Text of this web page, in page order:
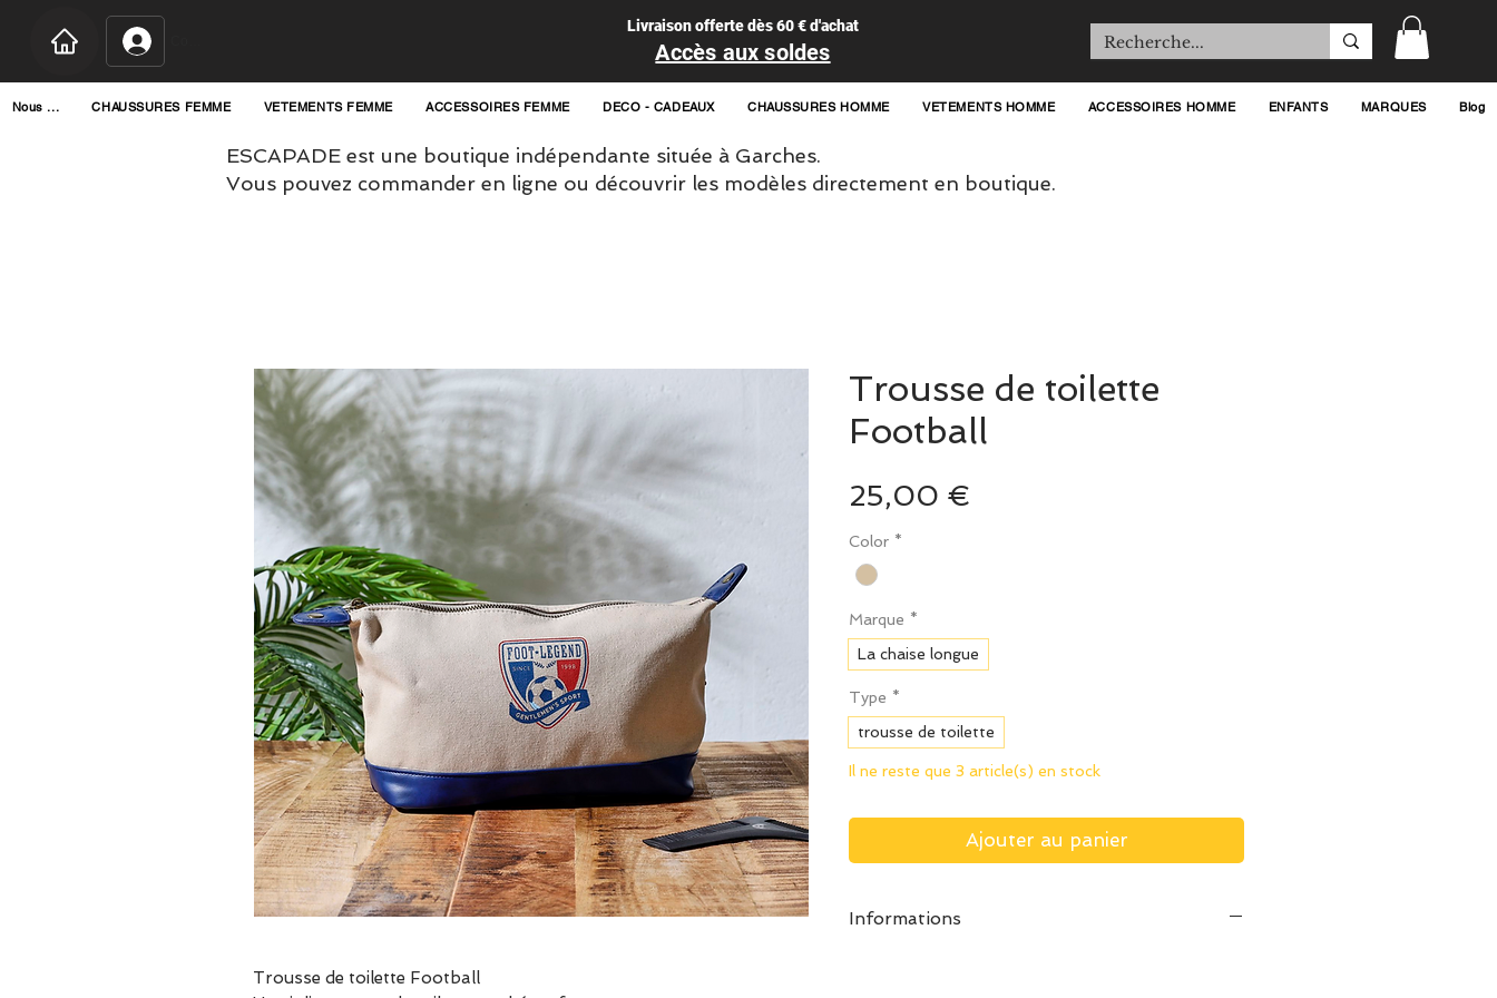
Livraison offerte dès 60 € d'achat
Accès aux soldes
Nous ... CHAUSSURES FEMME VETEMENTS FEMME ACCESSOIRES FEMME DECO - CADEAUX CHAUSSURES HOMME VETEMENTS HOMME ACCESSOIRES HOMME ENFANTS MARQUES Blog
ESCAPADE est une boutique indépendante située à Garches.
Vous pouvez commander en ligne ou découvrir les modèles directement en boutique.
Trousse de toilette Football
Trousse de toilette
Football
25,00 €
Color *
Marque *
La chaise longue
Type *
trousse de toilette
Il ne reste que 3 article(s) en stock
Ajouter au panier
Informations